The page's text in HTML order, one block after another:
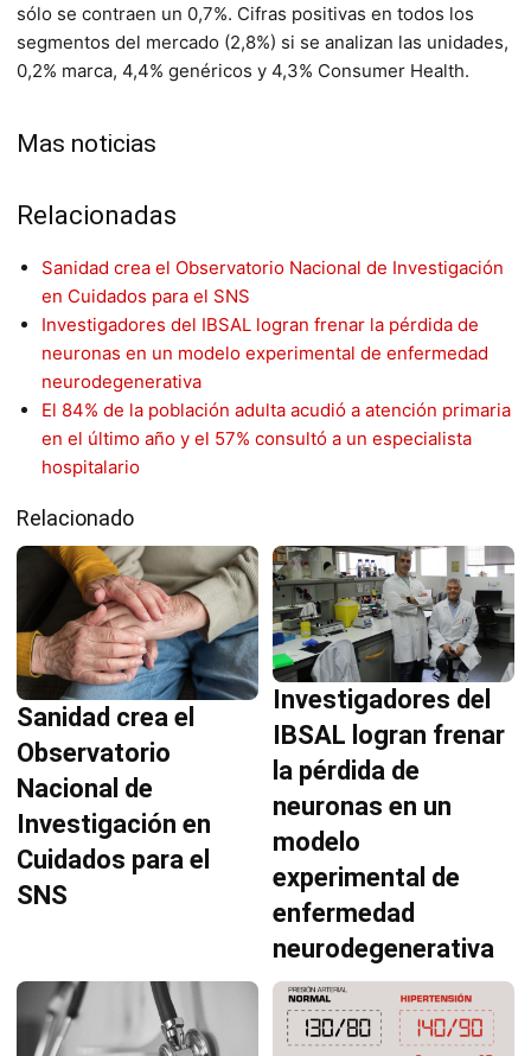
sólo se contraen un 0,7%. Cifras positivas en todos los
segmentos del mercado (2,8%) si se analizan las unidades,
0,2% marca, 4,4% genéricos y 4,3% Consumer Health.
Mas noticias
Relacionadas
Sanidad crea el Observatorio Nacional de Investigación
en Cuidados para el SNS
Investigadores del IBSAL logran frenar la pérdida de
neuronas en un modelo experimental de enfermedad
neurodegenerativa
El 84% de la población adulta acudió a atención primaria
en el último año y el 57% consultó a un especialista
hospitalario
Relacionado
Sanidad crea el
Observatorio
Nacional de
Investigación en
Cuidados para el
SNS
Investigadores del
IBSAL logran frenar
la pérdida de
neuronas en un
modelo
experimental de
enfermedad
neurodegenerativa